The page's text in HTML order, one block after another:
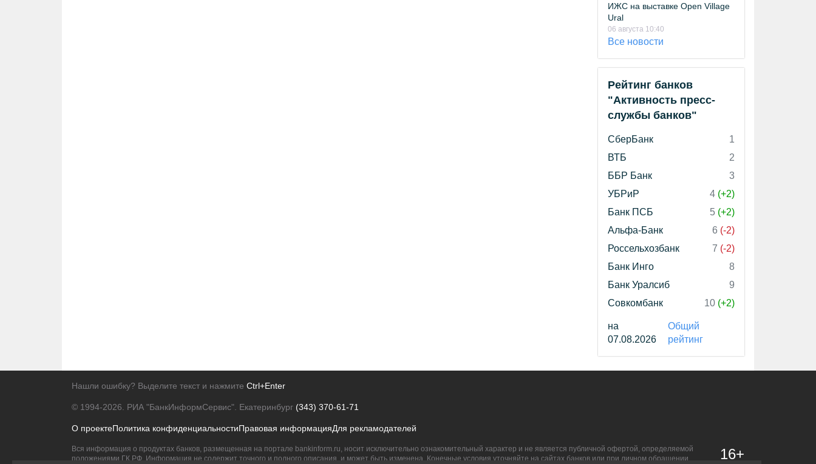
ИЖС на выставке Open Village
Ural
06 августа 10:40
Все новости
Рейтинг банков
"Активность пресс-
службы банков"
СберБанк
1
ВТБ
2
ББР Банк
3
УБРиР
4 (+2)
Банк ПСБ
5 (+2)
Альфа-Банк
6 (-2)
Россельхозбанк
7 (-2)
Банк Инго
8
Банк Уралсиб
9
Совкомбанк
10 (+2)
на
07.08.2026
Общий
рейтинг
Нашли ошибку? Выделите текст и нажмите Ctrl+Enter
© 1994-2026. РИА "БанкИнформСервис". Екатеринбург (343) 370-61-71
О проектеПолитика конфиденциальностиПравовая информацияДля рекламодателей
Вся информация о продуктах банков, размещенная на портале bankinform.ru, носит исключительно ознакомительный характер и не является публичной офертой, определяемой
положениями ГК РФ. Информация не содержит точного и полного описания, и может быть изменена. Конечные условия уточняйте на сайтах банков или при личном обращении.
16+